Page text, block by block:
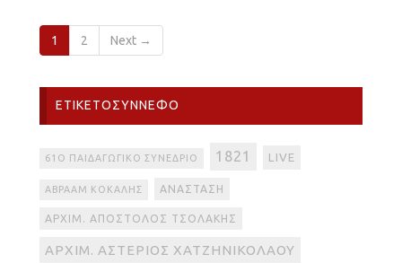
1 2 Next →
ΕΤΙΚΕΤΟΣΎΝΝΕΦΟ
61Ο ΠΑΙΔΑΓΩΓΙΚΌ ΣΥΝΈΔΡΙΟ 1821 LIVE
ΑΒΡΑΆΜ ΚΟΚΆΛΗΣ ΑΝΆΣΤΑΣΗ
ΑΡΧΙΜ. ΑΠΌΣΤΟΛΟΣ ΤΣΟΛΆΚΗΣ
ΑΡΧΙΜ. ΑΣΤΈΡΙΟΣ ΧΑΤΖΗΝΙΚΟΛΆΟΥ